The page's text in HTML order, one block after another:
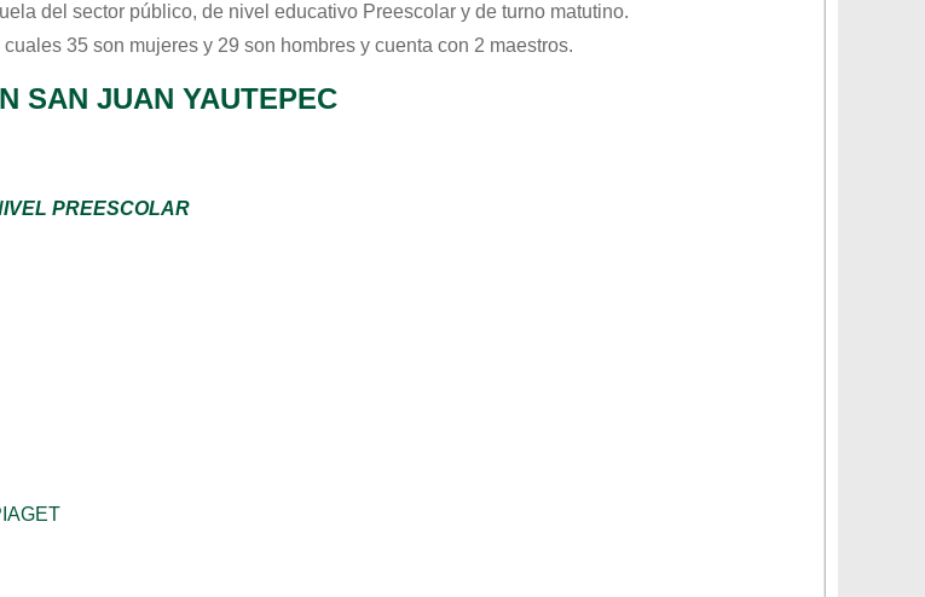
del sector público, de nivel educativo Preescolar y de turno matutino.
35 son mujeres y 29 son hombres y cuenta con 2 maestros.
SAN JUAN YAUTEPEC
PREESCOLAR